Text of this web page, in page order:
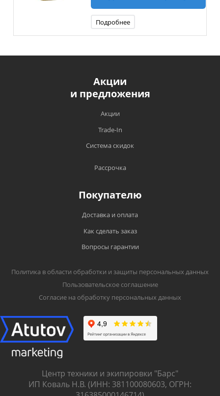
Подробнее
Акции
и предложения
Акции
Trade-In
Система скидок
Рассрочка
Покупателю
Доставка и оплата
Как сделать заказ
Вопросы гарантии
Политика в области обработки и защиты персональных данных
Пользовательское соглашение
Согласие на обработку персональных данных
Центр техники и экипировки "Барс"
ИП Коваль Н.В. (ИНН: 381100080603, ОГРН: